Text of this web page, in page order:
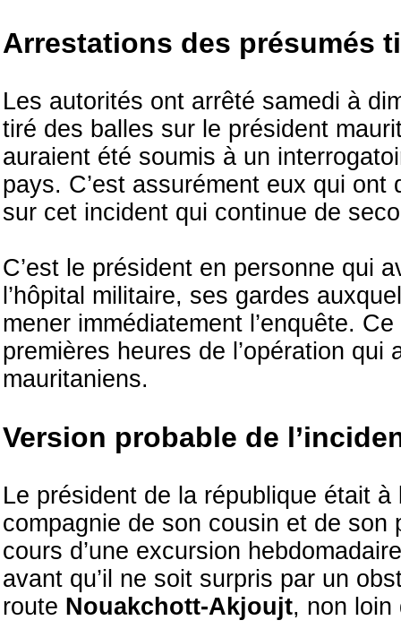
Arrestations des présumés
Les autorités ont arrêté samedi à
tiré des balles sur le président
auraient été soumis à un
pays. C’est assurément eux qui
sur cet incident qui continue de
C’est le président en personne qui
l’hôpital militaire, ses gardes
mener immédiatement l’enquête.
premières heures de l’opération qui
mauritaniens.
Version probable de
Le président de la république était
compagnie de son cousin et de son
cours d’une excursion
avant qu’il ne soit surpris par un
route Nouakchott-Akjoujt, non